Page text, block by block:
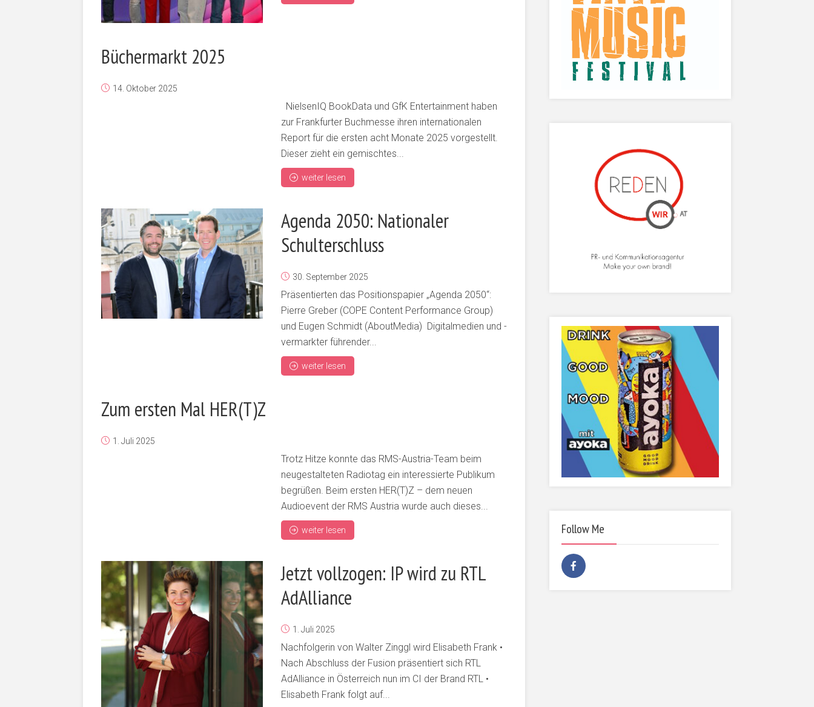
Büchermarkt 2025
14. Oktober 2025
NielsenIQ BookData und GfK Entertainment haben
zur Frankfurter Buchmesse ihren internationalen
Report für die ersten acht Monate 2025 vorgestellt.
Dieser zieht ein gemischtes...
weiter lesen
Agenda 2050: Nationaler
Schulterschluss
30. September 2025
Präsentierten das Positionspapier „Agenda 2050“:
Pierre Greber (COPE Content Performance Group)
und Eugen Schmidt (AboutMedia) Digitalmedien und -
vermarkter führender...
weiter lesen
Zum ersten Mal HER(T)Z
1. Juli 2025
Trotz Hitze konnte das RMS-Austria-Team beim
neugestalteten Radiotag ein interessierte Publikum
begrüßen. Beim ersten HER(T)Z – dem neuen
Audioevent der RMS Austria wurde auch dieses...
weiter lesen
Jetzt vollzogen: IP wird zu RTL
AdAlliance
1. Juli 2025
Nachfolgerin von Walter Zinggl wird Elisabeth Frank •
Nach Abschluss der Fusion präsentiert sich RTL
AdAlliance in Österreich nun im CI der Brand RTL •
Elisabeth Frank folgt auf...
Follow Me